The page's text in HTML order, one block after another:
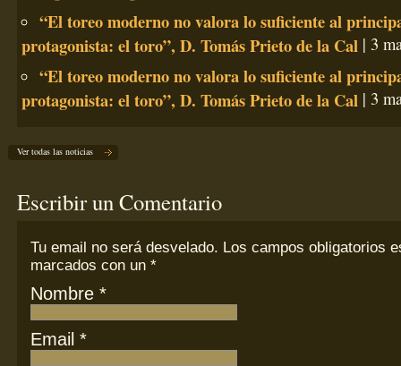
“El toreo moderno no valora lo suficiente al
protagonista: el toro”, D. Tomás Prieto de la Cal | 3
“El toreo moderno no valora lo suficiente al
protagonista: el toro”, D. Tomás Prieto de la Cal | 3
Ver todas las noticias
Escribir un Comentario
Tu email noserá desvelado. Los campos obligatorios
marcados con un *
Nombre *
Email *